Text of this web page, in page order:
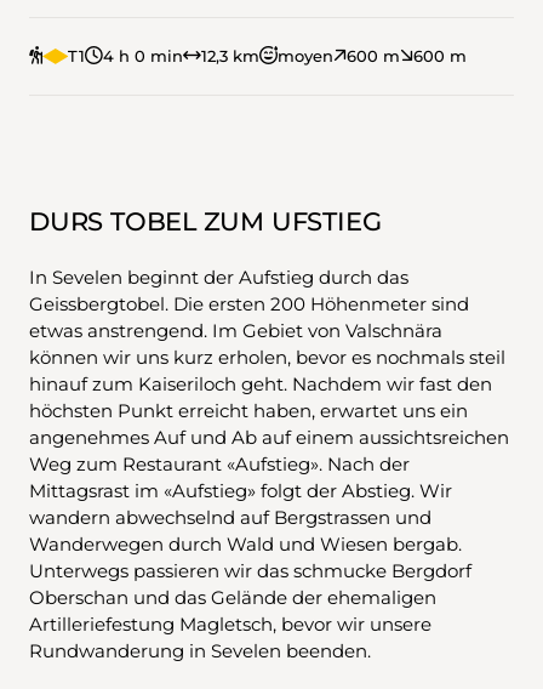
T1 4 h 0 min 12,3 km moyen 600 m 600 m
DURS TOBEL ZUM UFSTIEG
In Sevelen beginnt der Aufstieg durch das
Geissbergtobel. Die ersten 200 Höhenmeter sind
etwas anstrengend. Im Gebiet von Valschnära
können wir uns kurz erholen, bevor es nochmals steil
hinauf zum Kaiseriloch geht. Nachdem wir fast den
höchsten Punkt erreicht haben, erwartet uns ein
angenehmes Auf und Ab auf einem aussichtsreichen
Weg zum Restaurant «Aufstieg». Nach der
Mittagsrast im «Aufstieg» folgt der Abstieg. Wir
wandern abwechselnd auf Bergstrassen und
Wanderwegen durch Wald und Wiesen bergab.
Unterwegs passieren wir das schmucke Bergdorf
Oberschan und das Gelände der ehemaligen
Artilleriefestung Magletsch, bevor wir unsere
Rundwanderung in Sevelen beenden.